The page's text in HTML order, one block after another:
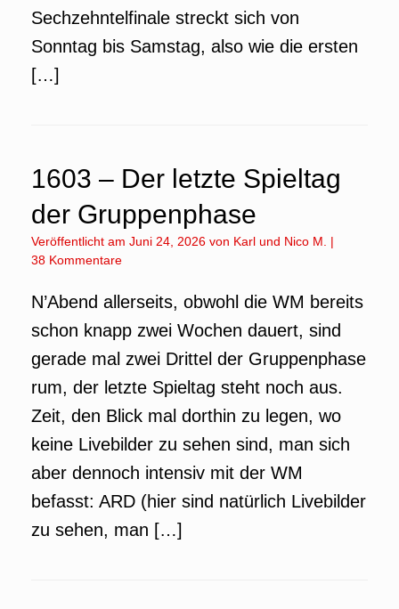
Sechzehntelfinale streckt sich von
Sonntag bis Samstag, also wie die ersten
[…]
1603 – Der letzte Spieltag
der Gruppenphase
Veröffentlicht am Juni 24, 2026 von Karl und Nico M.
|
38 Kommentare
N’Abend allerseits, obwohl die WM bereits
schon knapp zwei Wochen dauert, sind
gerade mal zwei Drittel der Gruppenphase
rum, der letzte Spieltag steht noch aus.
Zeit, den Blick mal dorthin zu legen, wo
keine Livebilder zu sehen sind, man sich
aber dennoch intensiv mit der WM
befasst: ARD (hier sind natürlich Livebilder
zu sehen, man […]